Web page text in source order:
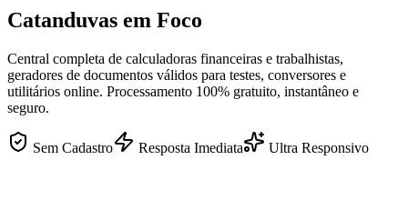
Catanduvas em Foco
Central completa de calculadoras financeiras e trabalhistas,
geradores de documentos válidos para testes, conversores e
utilitários online. Processamento 100% gratuito, instantâneo e
seguro.
Sem Cadastro Resposta Imediata Ultra Responsivo